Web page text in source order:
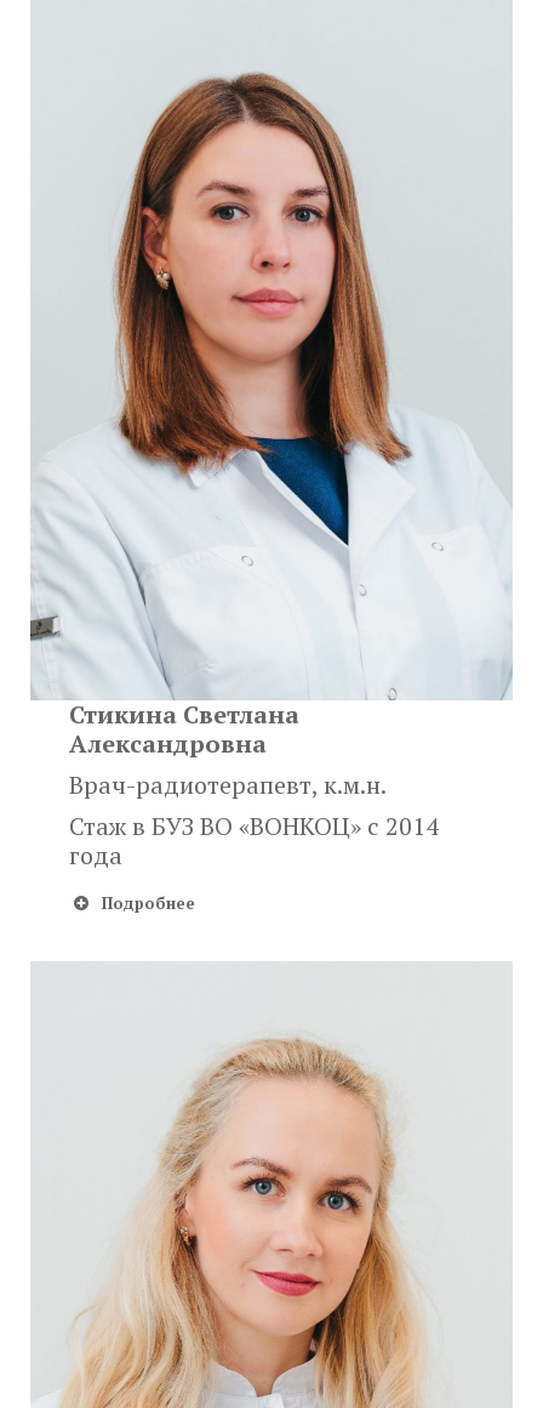
Стикина Светлана
Александровна
Врач-радиотерапевт, к.м.н.
Стаж в БУЗ ВО «ВОНКОЦ» с 2014
года
Подробнее